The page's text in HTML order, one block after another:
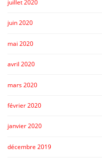
juillet 2020
juin 2020
mai 2020
avril 2020
mars 2020
février 2020
janvier 2020
décembre 2019